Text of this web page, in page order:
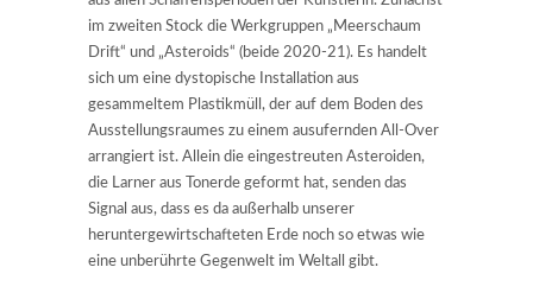
im zweiten Stock die Werkgruppen „Meerschaum
Drift“ und „Asteroids“ (beide 2020-21). Es handelt
sich um eine dystopische Installation aus
gesammeltem Plastikmüll, der auf dem Boden des
Ausstellungsraumes zu einem ausufernden All-Over
arrangiert ist. Allein die eingestreuten Asteroiden,
die Larner aus Tonerde geformt hat, senden das
Signal aus, dass es da außerhalb unserer
heruntergewirtschafteten Erde noch so etwas wie
eine unberührte Gegenwelt im Weltall gibt.